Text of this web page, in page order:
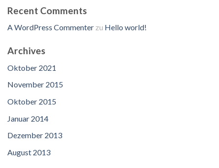
Recent Comments
A WordPress Commenter zu Hello world!
Archives
Oktober 2021
November 2015
Oktober 2015
Januar 2014
Dezember 2013
August 2013